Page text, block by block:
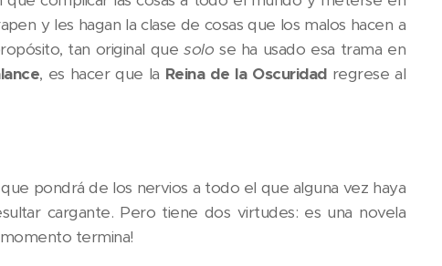
y les hagan la clase de cosas que los malos hacen a
tan original quesolose ha usado esa trama en
, es hacer que la Reina de la Oscuridad regrese al
pondrá de los nervios a todo el que alguna vez haya
cargante. Pero tiene dos virtudes: es una novela
momento termina!